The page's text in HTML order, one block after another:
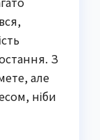
З
але
ніби